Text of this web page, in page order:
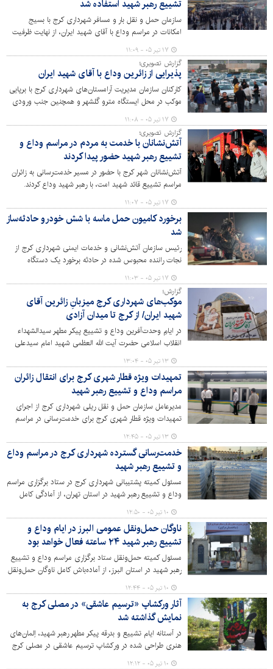
تشییع رهبر شهید استفاده شد
سازمان حمل و نقل بار و مسافر شهرداری کرج با بسیج
امکانات در مراسم وداع با آقای شهید ایران، از نهایت ظرفیت
حمل و نقل موجود در شهر کرج استفاده کرد.
۱۷ تیر ۰۵ - ۱۱:۰۹
گزارش تصویری؛
پذیرایی از زائرین وداع با آقای شهید ایران
کارکنان سازمان مدیریت آرامستان‌های شهرداری کرج با برپایی
موکب در محل ایستگاه مترو گلشهر و همچنین جنب ورودی
سازمان واقع در اتوبان کرج – قزوین و در مسیر برگشت از
زائرین وداع با آقای شهید ایران پذیرایی کردند.
۱۷ تیر ۰۵ - ۱۱:۰۸
گزارش تصویری؛
آتش‌نشانان با خدمت به مردم در مراسم وداع و
تشییع رهبر شهید حضور پیدا کردند
آتش‌نشانان شهر کرج با حضور در مسیر خدمت‌رسانی به زائران
مراسم تشییع قائد شهید امت، با رهبر شهید وداع کردند.
۱۷ تیر ۰۵ - ۱۱:۰۷
برخورد کامیون حمل ماسه با شش خودرو حادثه‌ساز
شد
رئیس سازمان آتش‌نشانی و خدمات ایمنی شهرداری کرج از
نجات راننده محبوس شده در حادثه برخورد یک دستگاه
داد.
۱۷ تیر ۰۵ - ۱۱:۰۳
گزارش؛
موکب‌های شهرداری کرج میزبانِ زائرین آقای
شهید ایران/ از کرج تا میدان آزادی
در ایامِ وحدت‌آفرین وداع و تشییع پیکر مطهر سیدالشهداء
انقلاب اسلامی حضرت آیت الله العظمی شهید امام سیدعلی
خامنه ای (قدس سره) موکب‌های فرهنگی و خدماتی
شهرداری کرج در چندین نقطه از جمله میدان آزادی تهران
میزبانِ خیل عظیم زائرین و شرکت کنندگان در این رویداد
عظیم و جهانی هستند.
۱۳ تیر ۰۵ - ۱۳:۰۴
تمهیدات ویژه قطار شهری کرج برای انتقال زائران
مراسم وداع و تشییع رهبر شهید
مدیرعامل سازمان حمل و نقل ریلی شهرداری کرج از اجرای
تمهیدات ویژه قطار شهری کرج برای خدمت‌رسانی در مراسم
وداع و تشییع رهبر شهید خبرداد.
۱۳ تیر ۰۵ - ۱۲:۴۵
خدمت‌رسانی گسترده شهرداری کرج در مراسم وداع
و تشییع رهبر شهید
مسئول کمیته پشتیبانی شهرداری کرج در ستاد برگزاری مراسم
وداع و تشییع رهبر شهید در استان تهران، از آمادگی کامل
مدیریت شهری کرج برای خدمت‌رسانی به زائران و
شرکت‌کنندگان در این مراسم خبر داد.
۱۰ تیر ۰۵ - ۱۲:۵۰
ناوگان حمل‌ونقل عمومی البرز در ایام وداع و
تشییع رهبر شهید ۲۴ ساعته فعال خواهد بود
مسئول کمیته حمل‌ونقل ستاد برگزاری مراسم وداع و تشییع
رهبر شهید در استان البرز، از آماده‌باش کامل ناوگان حمل‌ونقل
مسیر ویژه انتقال عزاداران برای خدمت‌رسانی به عزاداران خبر
داد.
۱۰ تیر ۰۵ - ۱۲:۴۴
آثار ورکشاپ «ترسیم عاشقی» در مصلی کرج به
نمایش گذاشته شد
در آستانه ایام تشییع و بدرقه پیکر مطهر رهبر شهید، اِلمان‌های
هنری طراحی شده در ورکشاپ ترسیم عاشقی در مصلی کرج
در معرض دید عموم قرار گرفت.
۱۰ تیر ۰۵ - ۱۲:۱۲